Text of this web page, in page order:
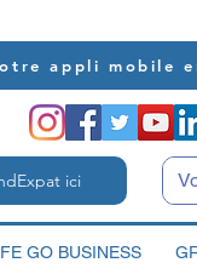
appli mobile
ici
GO BUSINESS